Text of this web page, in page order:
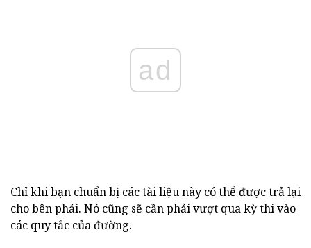
ad
Chỉ khi bạn chuẩn bị các tài liệu này có thể được trả lại
cho bên phải. Nó cũng sẽ cần phải vượt qua kỳ thi vào
các quy tắc của đường.